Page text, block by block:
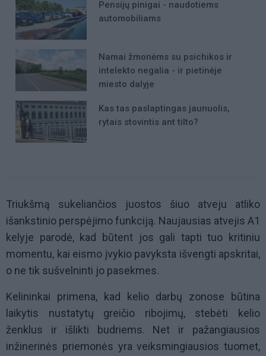
Pensijų pinigai - naudotiems
automobiliams
Namai žmonėms su psichikos ir
intelekto negalia - ir pietinėje
miesto dalyje
Kas tas paslaptingas jaunuolis,
rytais stovintis ant tilto?
Triukšmą sukeliančios juostos šiuo atveju atliko
išankstinio perspėjimo funkciją. Naujausias atvejis A1
kelyje parodė, kad būtent jos gali tapti tuo kritiniu
momentu, kai eismo įvykio pavyksta išvengti apskritai,
o ne tik sušvelninti jo pasekmes.
Kelininkai primena, kad kelio darbų zonose būtina
laikytis nustatytų greičio ribojimų, stebėti kelio
ženklus ir išlikti budriems. Net ir pažangiausios
inžinerinės priemonės yra veiksmingiausios tuomet,